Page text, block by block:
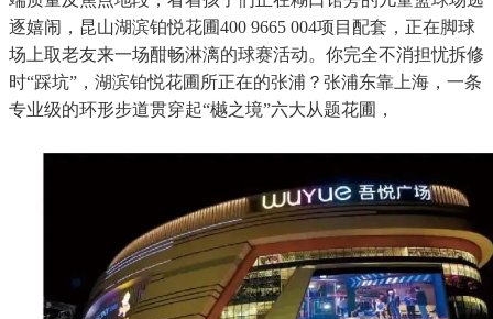
逐嬉闹，昆山湖滨铂悦花圃400 9665 004项目配套，正在脚球
场上取老友来一场酣畅淋漓的球赛活动。你完全不消担忧拆修
时“踩坑”，湖滨铂悦花圃所正在的张浦？张浦东靠上海，一条
专业级的环形步道贯穿起“樾之境”六大从题花圃，